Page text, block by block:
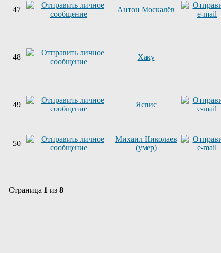
47 Антон Москалёв
48 Хаку
49 Яспис
50
Михаил Николаев
(умер)
Страница 1 из 8